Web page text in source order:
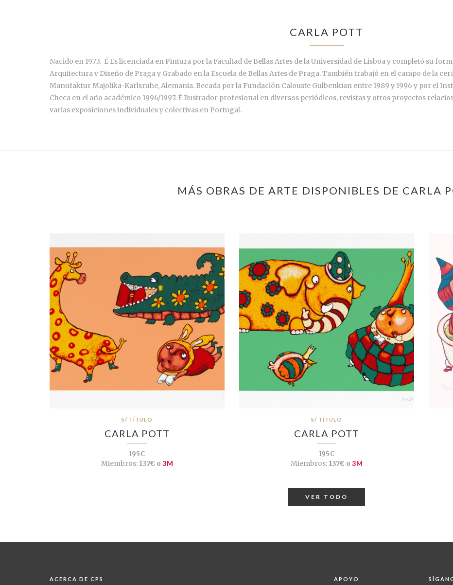
CARLA POTT
Nacido en 1973. É Es licenciada en Pintura por la Facultad de Bellas Artes de la Universidad de Lisboa y completó su
Arquitectura y Diseño de Praga y Grabado en la Escuela de Bellas Artes de Praga. También trabajó en el campo de la
Manufaktur Majolika-Karlsruhe, Alemania. Becada por la Fundación Calouste Gulbenkian entre 1989 y 1996 y por el
Checa en el año académico 1996/1997. É Ilustrador profesional en diversos periódicos, revistas y otros proyectos
varias exposiciones individuales y colectivas en Portugal.
MÁS OBRAS DE ARTE DISPONIBLES DE CARLA
S/ TÍTULO
CARLA POTT
195€
Miembros:137€ o 3M
S/ TÍTULO
CARLA POTT
195€
Miembros:137€ o 3M
VER TODO
ACERCA DE CPS APOYO